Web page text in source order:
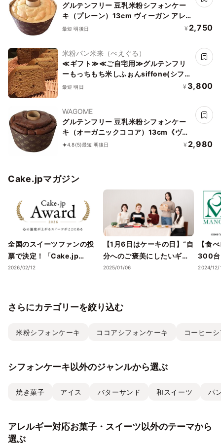
グルテンフリー 豆乳米粉シフォンケー
キ（プレーン）13cm ヴィーガン アレ
ルギー対応 小麦なし 卵なし 乳なし リボ
最短 明後日 ¥ 2,750
米粉パン米来（べえぐる）
≪ギフト≫≪ご自宅用≫グルテンフリ
ーもっちもち米しふぉんsiffone(シフォ
ーネ) 仙台味噌
最短 明日 ¥ 3,800
WAGOME
グルテンフリー 豆乳米粉シフォンケー
キ（オーガニックココア）13cm《ヴィ
ーガン》《アレルギー対応》《小麦な
4.8(5)最短 明後日 ¥ 2,980
Cake.jpマガジン
全国のスイーツファンの投
票で決定！「Cake.jp
Award 2026」受賞店舗を
ツの名店が集結 ―
2026/02/12
【1月6日はケーキの日】“自
分へのご褒美にしたいギフ
トスイーツ・ケーキ”5選
2025/01/06
【食
300台
スイ
2024/12/
さらにカテゴリーを絞り込む
米粉シフォンケーキ ココアシフォンケーキ コーヒー
シフォンケーキ以外のジャンルから選ぶ
焼き菓子 アイス バターサンド 和スイーツ パ
アレルギー対応お菓子・スイーツ以外のテーマから
選ぶ